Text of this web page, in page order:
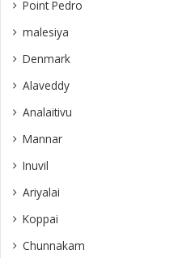
Point Pedro
malesiya
Denmark
Alaveddy
Analaitivu
Mannar
Inuvil
Ariyalai
Koppai
Chunnakam